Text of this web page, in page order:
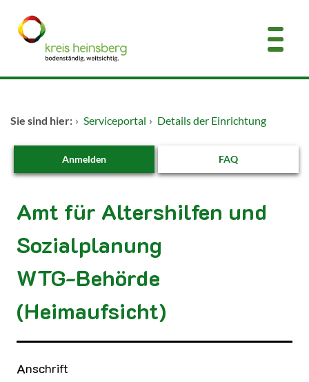
Zum Hauptinhalt springen
Dienstleistungen A-Z
Kontakt
Sie sind hier: › Serviceportal › Details der Einrichtung
FAQ
Anmelden
Amt für Altershilfen und
Sozialplanung
WTG-Behörde
(Heimaufsicht)
Anschrift